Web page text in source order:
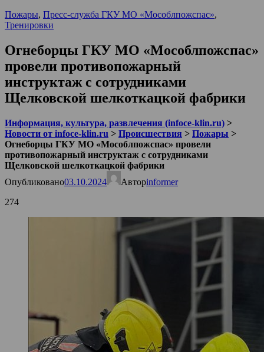
Пожары, Пресс-служба ГКУ МО «Мособлпожспас»,
Тренировки
Огнеборцы ГКУ МО «Мособлпожспас»
провели противопожарный
инструктаж с сотрудниками
Щелковской шелкоткацкой фабрики
Информация, культура, развлечения (infoce-klin.ru) >
Новости от infoce-klin.ru > Происшествия > Пожары >
Огнеборцы ГКУ МО «Мособлпожспас» провели
противопожарный инструктаж с сотрудниками
Щелковской шелкоткацкой фабрики
Опубликовано03.10.2024 Авторinformer
274